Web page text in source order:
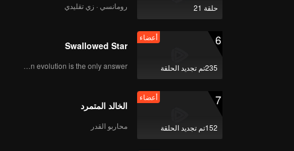
حلقة 21 رومانسي · زي تقليدي
6
235تم تجديد الحلقة
أعضاء
Swallowed Star
Human evolution is the only answer.
7
152تم تجديد الحلقة
أعضاء
الخالد المتمرد
محاربو القدر